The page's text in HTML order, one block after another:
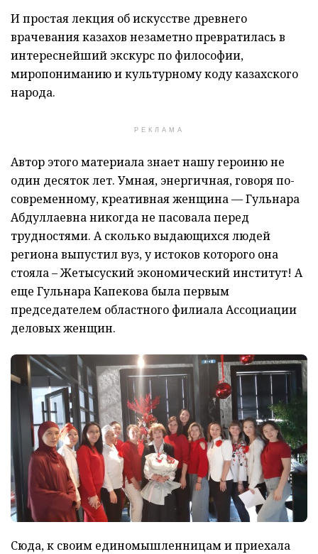
И простая лекция об искусстве древнего
врачевания казахов незаметно превратилась в
интереснейший экскурс по философии,
миропониманию и культурному коду казахского
народа.
РЕКЛАМА
Автор этого материала знает нашу героиню не
один десяток лет. Умная, энергичная, говоря по-
современному,креативнаяженщина —Гульнара
Абдуллаевнаникогда не пасовала перед
трудностями. А сколько выдающихся людей
региона выпустил вуз, у истоков которого она
стояла –Жетысуский экономический институт! А
еще ГульнараКапекова была первым
председателем областного филиалаАссоциации
деловых женщин.
Сюда, к своим единомышленницам и приехала